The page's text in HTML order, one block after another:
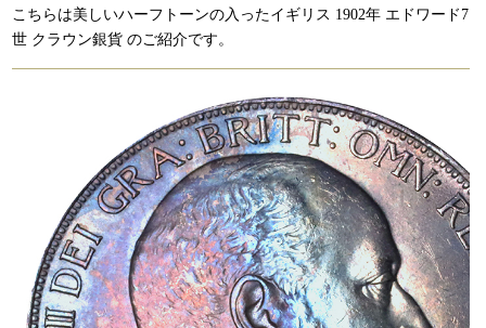
こちらは美しいハーフトーンの入ったイギリス 1902年 エドワード7
世 クラウン銀貨 のご紹介です。